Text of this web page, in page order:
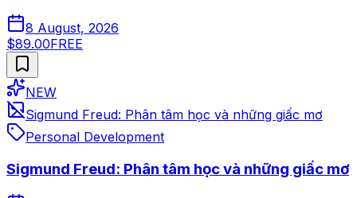
8 August, 2026
$89.00FREE
NEW
Sigmund Freud: Phân tâm học và những giấc mơ
Personal Development
Sigmund Freud: Phân tâm học và những giấc mơ